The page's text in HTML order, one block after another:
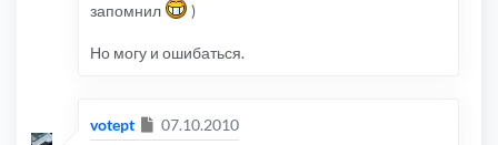
запомнил
)
Но могу и ошибаться.
votept Сообщение
07.10.2010